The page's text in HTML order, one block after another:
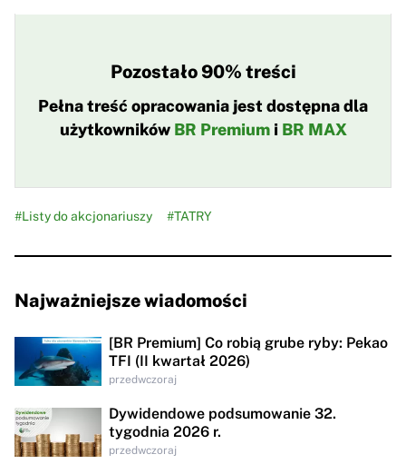
Pozostało 90% treści
Pełna treść opracowania jest dostępna dla
użytkowników BR Premiumi BR MAX
#Listy do akcjonariuszy #TATRY
Najważniejsze wiadomości
[BR Premium] Co robią grube ryby: Pekao
TFI (II kwartał 2026)
przedwczoraj
Dywidendowe podsumowanie 32.
tygodnia 2026 r.
przedwczoraj